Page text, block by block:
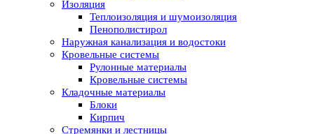
Изоляция
Теплоизоляция и шумоизоляция
Пенополистирол
Наружная канализация и водостоки
Кровельные системы
Рулонные материалы
Кровельные системы
Кладочные материалы
Блоки
Кирпич
Стремянки и лестницы